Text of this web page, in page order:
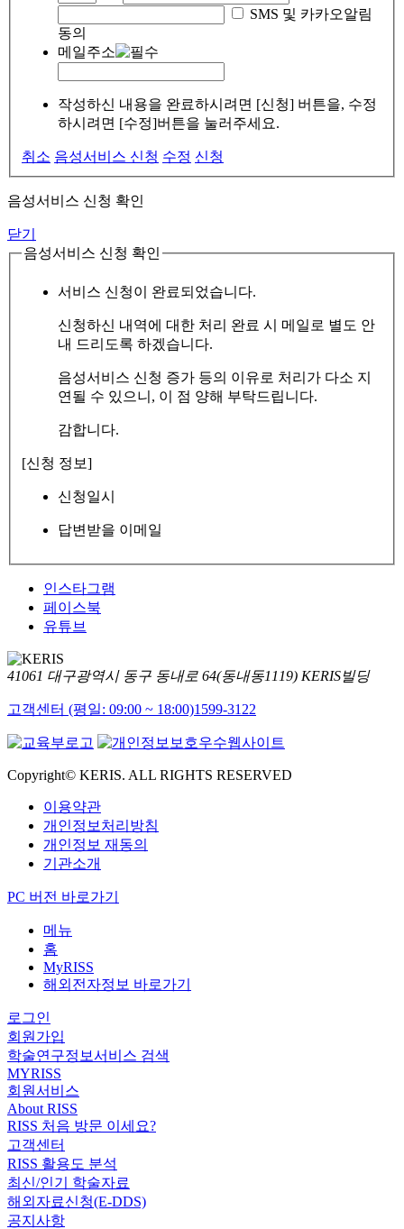
SMS 및 카카오알림
동의
메일주소
작성하신 내용을 완료하시려면 [신청] 버튼을, 수정
하시려면 [수정]버튼을 눌러주세요.
취소 음성서비스 신청 수정 신청
음성서비스 신청 확인
닫기
음성서비스 신청 확인
서비스 신청이 완료되었습니다.
신청하신 내역에 대한 처리 완료 시 메일로 별도 안
내 드리도록 하겠습니다.
음성서비스 신청 증가 등의 이유로 처리가 다소 지
연될 수 있으니, 이 점 양해 부탁드립니다.
감합니다.
[신청 정보]
신청일시
답변받을 이메일
인스타그램
페이스북
유튜브
41061 대구광역시 동구 동내로 64(동내동1119) KERIS빌딩
고객센터 (평일: 09:00 ~ 18:00)1599-3122
Copyright© KERIS. ALL RIGHTS RESERVED
이용약관
개인정보처리방침
개인정보 재동의
기관소개
PC 버전 바로가기
메뉴
홈
MyRISS
해외전자정보 바로가기
로그인
회원가입
학술연구정보서비스 검색
MYRISS
회원서비스
About RISS
RISS 처음 방문 이세요?
고객센터
RISS 활용도 분석
최신/인기 학술자료
해외자료신청(E-DDS)
공지사항